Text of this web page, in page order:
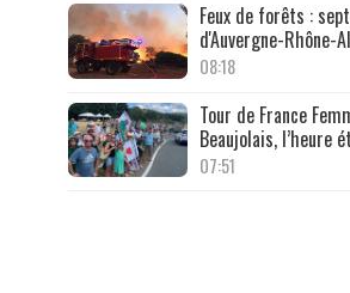
Feux de forêts :
d'Auvergne-Rhône-
08:18
Tour de France
Beaujolais, l’heure
07:51